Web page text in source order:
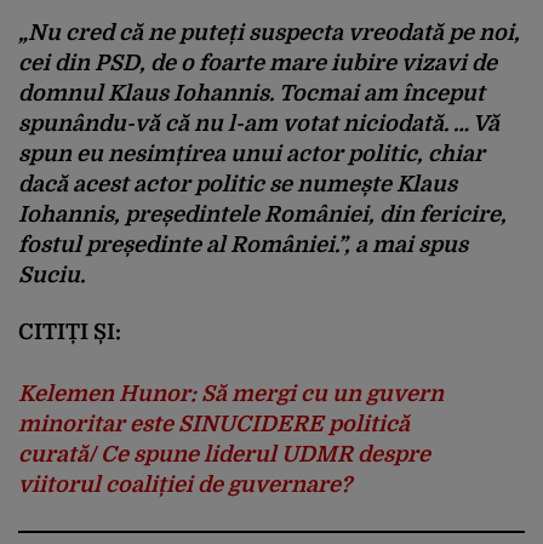
„Nu cred că ne puteți suspecta vreodată pe noi,
cei din PSD, de o foarte mare iubire vizavi de
domnul Klaus Iohannis. Tocmai am început
spunându-vă că nu l-am votat niciodată. … Vă
spun eu nesimțirea unui actor politic, chiar
dacă acest actor politic se numește Klaus
Iohannis, președintele României, din fericire,
fostul președinte al României.”, a mai spus
Suciu.
CITIȚI ȘI:
Kelemen Hunor: Să mergi cu un guvern
minoritar este SINUCIDERE politică
curată/ Ce spune liderul UDMR despre
viitorul coaliției de guvernare?